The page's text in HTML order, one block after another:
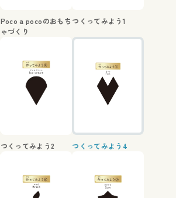
Poco a pocoのおもち
ゃづくり
つくってみよう1
つくってみよう2 つくってみよう4